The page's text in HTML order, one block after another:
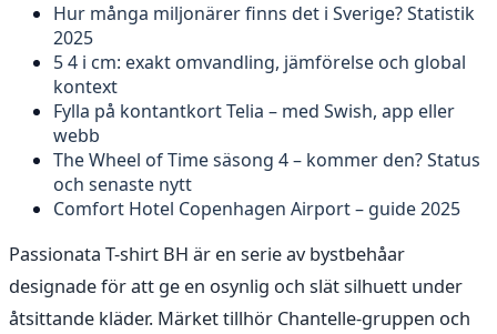
Hur många miljonärer finns det i Sverige? Statistik
2025
5 4 i cm: exakt omvandling, jämförelse och global
kontext
Fylla på kontantkort Telia – med Swish, app eller
webb
The Wheel of Time säsong 4 – kommer den? Status
och senaste nytt
Comfort Hotel Copenhagen Airport – guide 2025
Passionata T-shirt BH är en serie av bystbehåar
designade för att ge en osynlig och slät silhuett under
åtsittande kläder. Märket tillhör Chantelle-gruppen och